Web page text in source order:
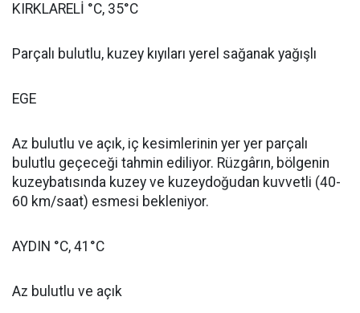
KIRKLARELİ °C, 35°C
Parçalı bulutlu, kuzey kıyıları yerel sağanak yağışlı
EGE
Az bulutlu ve açık, iç kesimlerinin yer yer parçalı
bulutlu geçeceği tahmin ediliyor. Rüzgârın, bölgenin
kuzeybatısında kuzey ve kuzeydoğudan kuvvetli (40-
60 km/saat) esmesi bekleniyor.
AYDIN °C, 41°C
Az bulutlu ve açık